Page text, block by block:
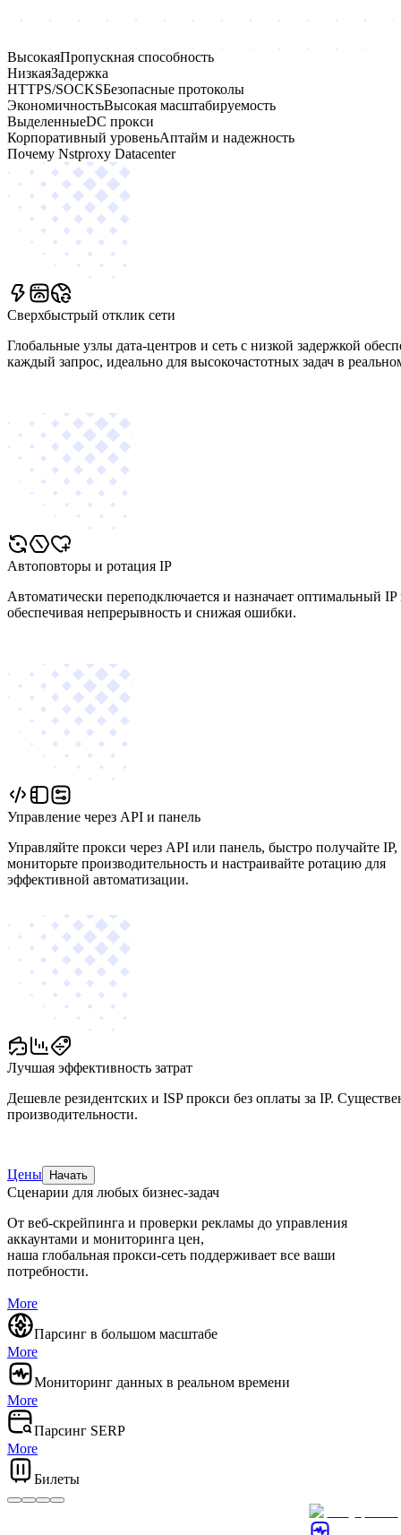
ВысокаяПропускная способность
НизкаяЗадержка
HTTPS/SOCKSБезопасные протоколы
ЭкономичностьВысокая масштабируемость
ВыделенныеDC прокси
Корпоративный уровеньАптайм и надежность
Почему Nstproxy Datacenter
Сверхбыстрый отклик сети
Глобальные узлы дата-центров и сеть с низкой задержкой
каждый запрос, идеально для высокочастотных задач в
Автоповторы и ротация IP
Автоматически переподключается и назначает оптимальный IP
обеспечивая непрерывность и снижая ошибки.
Управление через API и панель
Управляйте прокси через API или панель, быстро получайте IP,
мониторьте производительность и настраивайте ротацию для
эффективной автоматизации.
Лучшая эффективность затрат
Дешевле резидентских и ISP прокси без оплаты за IP.
производительности.
Цены Начать
Сценарии для любых бизнес-задач
От веб-скрейпинга и проверки рекламы до управления
аккаунтами и мониторинга цен,
наша глобальная прокси-сеть поддерживает все ваши
потребности.
More
Парсинг в большом масштабе
More
Мониторинг данных в реальном времени
More
Парсинг SERP
More
Билеты